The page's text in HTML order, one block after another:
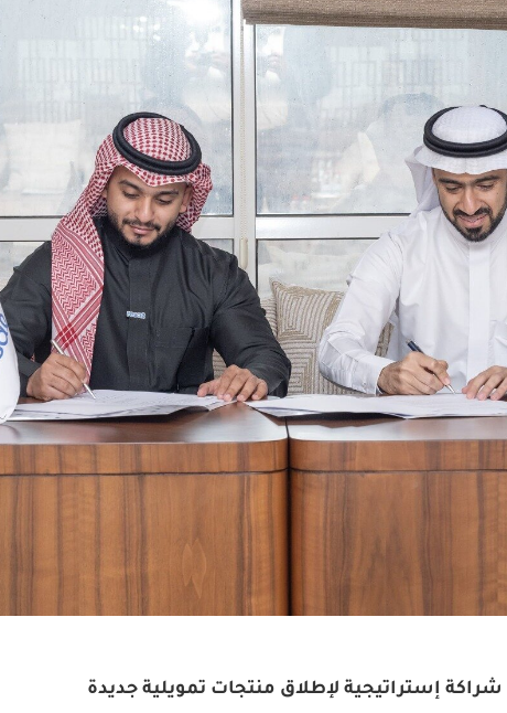
إستراتيجية لإطلاق منتجات تمويلية جديدة